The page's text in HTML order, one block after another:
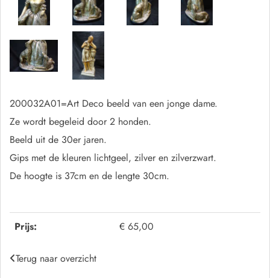
Prijs: € 65,00
200032A01=Art Deco beeld van een jonge dame.
Ze wordt begeleid door 2 honden.
Beeld uit de 30er jaren.
Gips met de kleuren lichtgeel, zilver en zilverzwart.
De hoogte is 37cm en de lengte 30cm.
Terug naar overzicht